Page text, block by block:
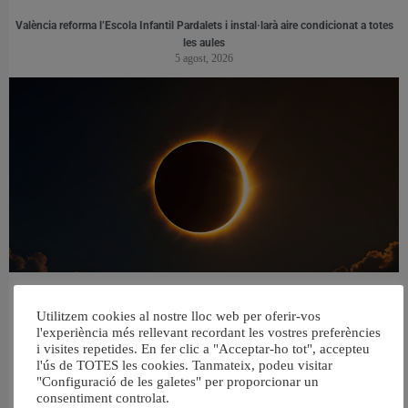
València reforma l’Escola Infantil Pardalets i instal·larà aire condicionat a totes
les aules
5 agost, 2026
5 agost, 2026
Utilitzem cookies al nostre lloc web per oferir-vos
l'experiència més rellevant recordant les vostres preferències
i visites repetides. En fer clic a "Acceptar-ho tot", accepteu
l'ús de TOTES les cookies. Tanmateix, podeu visitar
"Configuració de les galetes" per proporcionar un
consentiment controlat.